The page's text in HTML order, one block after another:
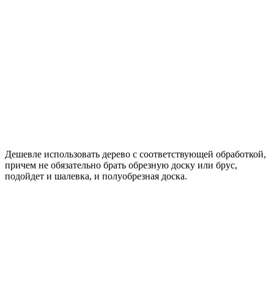
Дешевле использовать дерево с соответствующей обработкой,
причем не обязательно брать обрезную доску или брус,
подойдет и шалевка, и полуобрезная доска.